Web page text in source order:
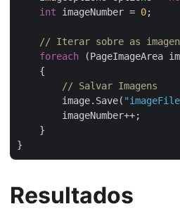
int imageNumber = 0;
// Iterar sobre as
foreach (PageImageArea
    {
// Salvar Imagens
        image.Save(
        imageNumber++;
    }
Resultados